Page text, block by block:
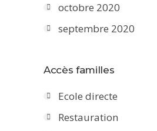
octobre 2020
septembre 2020
Accès familles
Ecole directe
Restauration